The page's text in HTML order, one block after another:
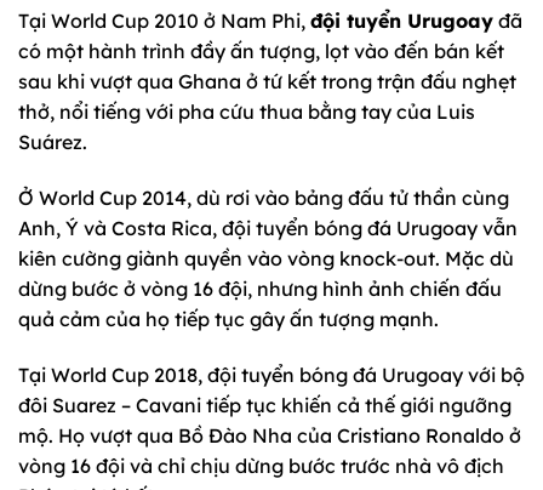
Tại World Cup 2010 ở Nam Phi, đội tuyển Urugoay đã
có một hành trình đầy ấn tượng, lọt vào đến bán kết
sau khi vượt qua Ghana ở tứ kết trong trận đấu nghẹt
thở, nổi tiếng với pha cứu thua bằng tay của Luis
Suárez.
Ở World Cup 2014, dù rơi vào bảng đấu tử thần cùng
Anh, Ý và Costa Rica, đội tuyển bóng đá Urugoay vẫn
kiên cường giành quyền vào vòng knock-out. Mặc dù
dừng bước ở vòng 16 đội, nhưng hình ảnh chiến đấu
quả cảm của họ tiếp tục gây ấn tượng mạnh.
Tại World Cup 2018, đội tuyển bóng đá Urugoay với bộ
đôi Suarez – Cavani tiếp tục khiến cả thế giới ngưỡng
mộ. Họ vượt qua Bồ Đào Nha của Cristiano Ronaldo ở
vòng 16 đội và chỉ chịu dừng bước trước nhà vô địch